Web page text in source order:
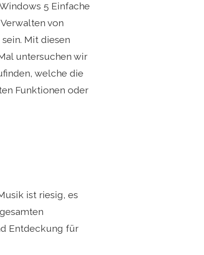
5 Einfache
von
Mit diesen
untersuchen wir
welche die
Funktionen oder
ist riesig, es
Entdeckung für